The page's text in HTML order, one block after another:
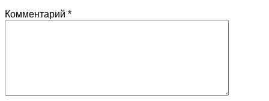
Комментарий *